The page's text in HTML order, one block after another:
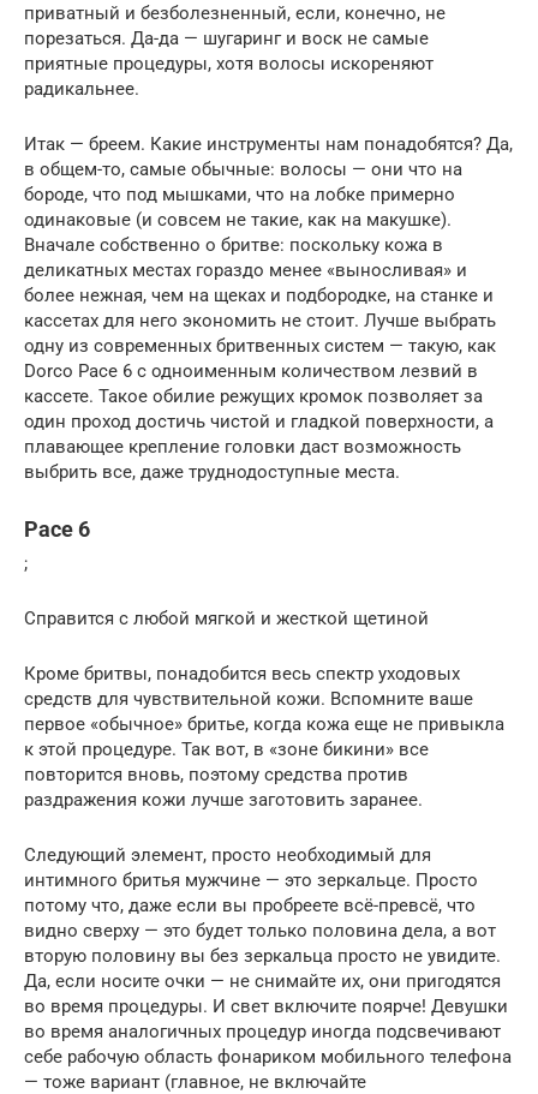
приватный и безболезненный, если, конечно, не
порезаться. Да-да — шугаринг и воск не самые
приятные процедуры, хотя волосы искореняют
радикальнее.
Итак — бреем. Какие инструменты нам понадобятся? Да,
в общем-то, самые обычные: волосы — они что на
бороде, что под мышками, что на лобке примерно
одинаковые (и совсем не такие, как на макушке).
Вначале собственно о бритве: поскольку кожа в
деликатных местах гораздо менее «выносливая» и
более нежная, чем на щеках и подбородке, на станке и
кассетах для него экономить не стоит. Лучше выбрать
одну из современных бритвенных систем — такую, как
Dorco Pace 6 с одноименным количеством лезвий в
кассете. Такое обилие режущих кромок позволяет за
один проход достичь чистой и гладкой поверхности, а
плавающее крепление головки даст возможность
выбрить все, даже труднодоступные места.
Pace 6
;
Справится с любой мягкой и жесткой щетиной
Кроме бритвы, понадобится весь спектр уходовых
средств для чувствительной кожи. Вспомните ваше
первое «обычное» бритье, когда кожа еще не привыкла
к этой процедуре. Так вот, в «зоне бикини» все
повторится вновь, поэтому средства против
раздражения кожи лучше заготовить заранее.
Следующий элемент, просто необходимый для
интимного бритья мужчине — это зеркальце. Просто
потому что, даже если вы пробреете всё-превсё, что
видно сверху — это будет только половина дела, а вот
вторую половину вы без зеркальца просто не увидите.
Да, если носите очки — не снимайте их, они пригодятся
во время процедуры. И свет включите поярче! Девушки
во время аналогичных процедур иногда подсвечивают
себе рабочую область фонариком мобильного телефона
— тоже вариант (главное, не включайте